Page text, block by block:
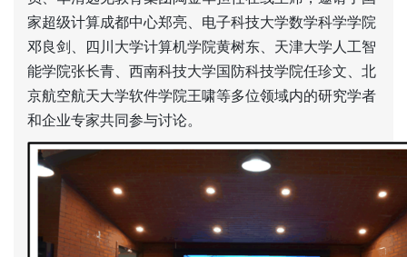
家超级计算成都中心郑亮、电子科技大学数学科学学院
邓良剑、四川大学计算机学院黄树东、天津大学人工智
能学院张长青、西南科技大学国防科技学院任珍文、北
京航空航天大学软件学院王啸等多位领域内的研究学者
和企业专家共同参与讨论。